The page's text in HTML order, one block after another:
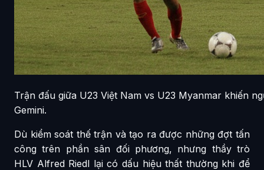
Trận đấu giữa U23 Việt Nam vs U23 Myanmar khiến
Gemini.
Dù kiểm soát thế trận và tạo ra được những đợt tấn
công trên phần sân đối phương, nhưng thầy trò
HLV Alfred Riedl lại có dấu hiệu thất thường khi để